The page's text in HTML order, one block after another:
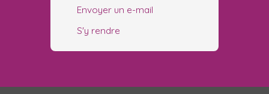
Envoyer un e-mail
S'y rendre